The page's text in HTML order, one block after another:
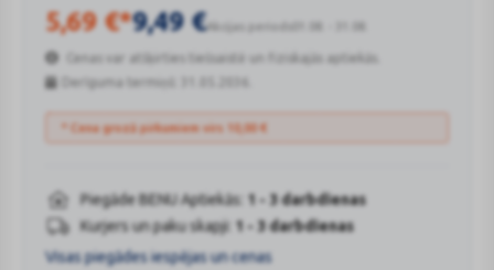
5,69 €*9,49 €Akcijas periods
Cenas var atšķirties tiešsaistē un fiziskajās aptiekās.
Derīguma termiņš: 31.05.2036.
* Cena grozā pirkumiem virs 10,00 €
Piegāde BENU Aptiekās: 1 - 3 darbdienas
Kurjers un paku skapji: 1 - 3 darbdienas
Visas piegādes iespējas un cenas